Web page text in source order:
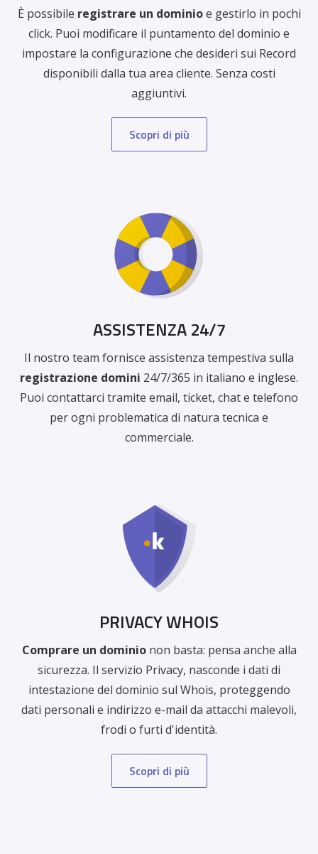
È possibile registrare un dominioe gestirlo in pochi
click. Puoi modificare il puntamento del dominio e
impostare la configurazione che desideri sui Record
disponibili dalla tua area cliente. Senza costi
aggiuntivi.
Scopri di più
ASSISTENZA 24/7
Il nostro team fornisce assistenza tempestiva sulla
registrazione domini 24/7/365 in italiano e inglese.
Puoi contattarci tramite email, ticket, chat e telefono
per ogni problematica di natura tecnica e
commerciale.
PRIVACY WHOIS
Comprare un dominionon basta: pensa anche alla
sicurezza. Il servizio Privacy, nasconde i dati di
intestazione del dominio sul Whois, proteggendo
dati personali e indirizzo e-mail da attacchi malevoli,
frodi o furti d'identità.
Scopri di più